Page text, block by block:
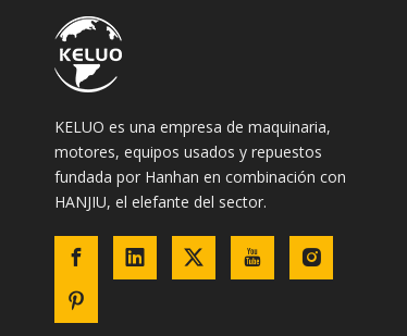
KELUO es una empresa de maquinaria,
motores, equipos usados ​​y repuestos
fundada por Hanhan en combinación con
HANJIU, el elefante del sector.